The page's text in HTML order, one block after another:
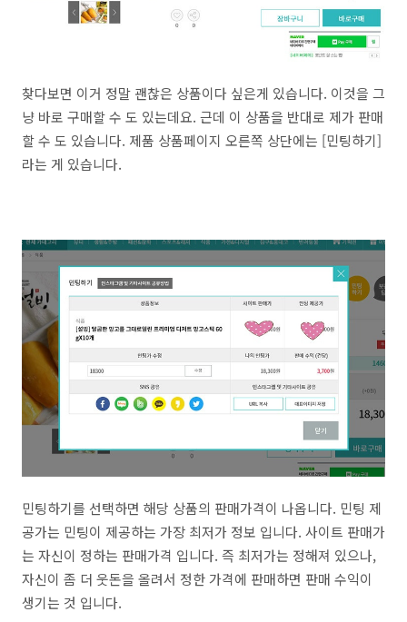
찾다보면 이거 정말 괜찮은 상품이다 싶은게 있습니다. 이것을 그
냥 바로 구매할 수 도 있는데요. 근데 이 상품을 반대로 제가 판매
할 수 도 있습니다. 제품 상품페이지 오른쪽 상단에는 [민팅하기]
라는 게 있습니다.
민팅하기를 선택하면 해당 상품의 판매가격이 나옵니다. 민팅 제
공가는 민팅이 제공하는 가장 최저가 정보 입니다. 사이트 판매가
는 자신이 정하는 판매가격 입니다. 즉 최저가는 정해져 있으나,
자신이 좀 더 웃돈을 올려서 정한 가격에 판매하면 판매 수익이
생기는 것 입니다.